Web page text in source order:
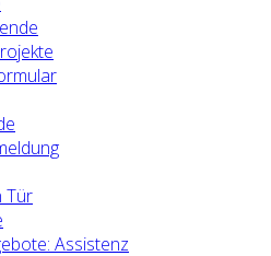
Tür
Assistenz